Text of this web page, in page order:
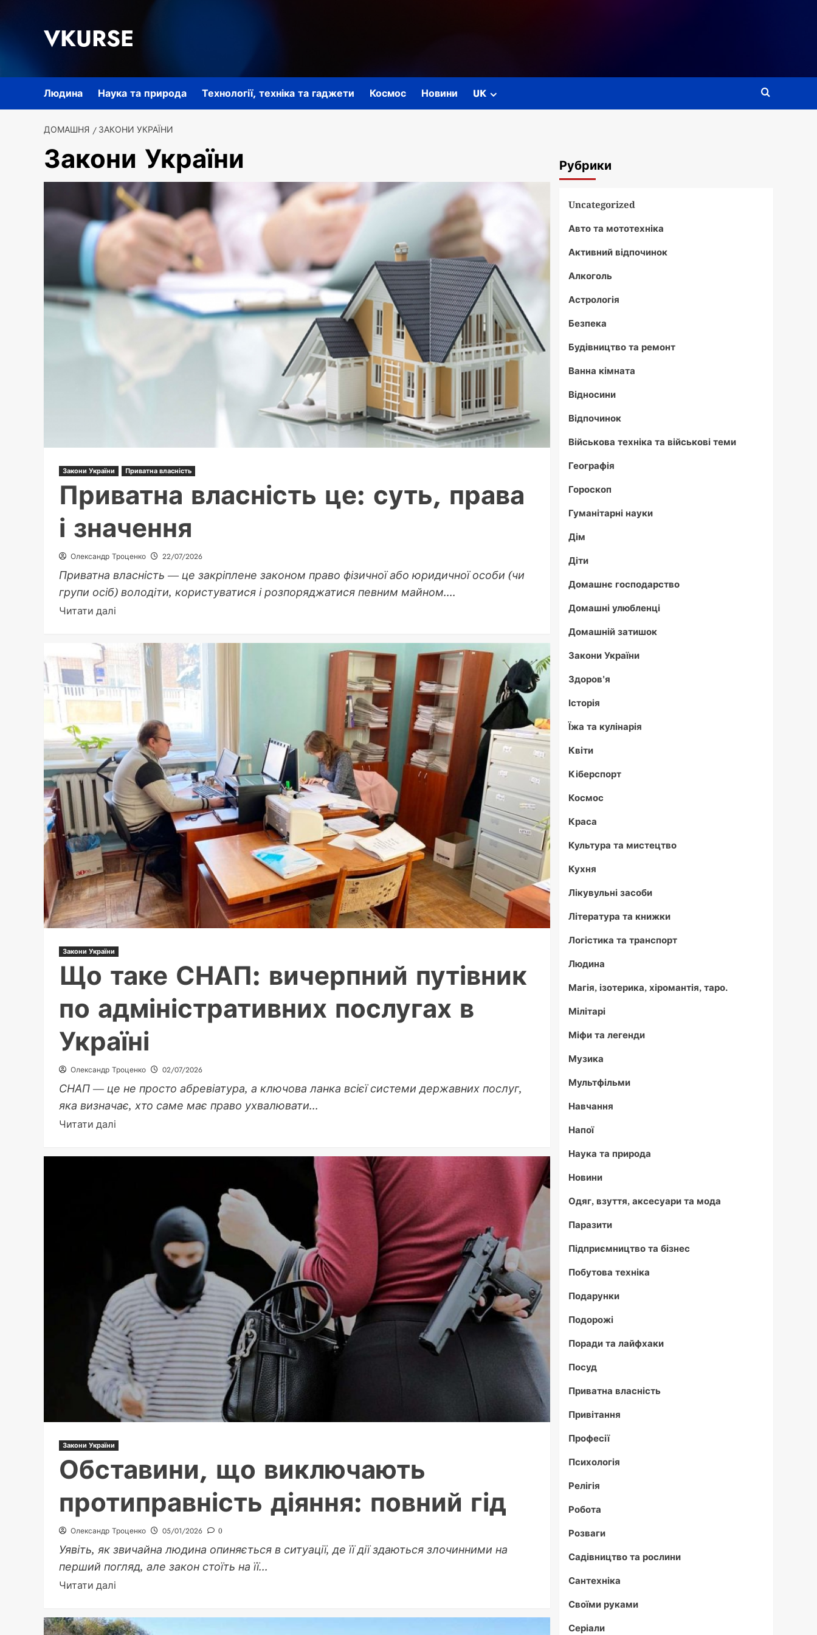
VKURSE
Людина Наука та природа Технології, техніка та гаджети Космос Новини UK
ДОМАШНЯ ЗАКОНИ УКРАЇНИ
Закони України
Закони України Приватна власність
Приватна власність це: суть, права
і значення
Олександр Троценко 22/07/2026
Приватна власність — це закріплене законом право фізичної або юридичної особи (чи
групи осіб) володіти, користуватися і розпоряджатися певним майном....
Читати далі
Приватна
власність
суть,
права
значення
Закони України
Що таке СНАП: вичерпний путівник
по адміністративних послугах в
Україні
Олександр Троценко 02/07/2026
СНАП — це не просто абревіатура, а ключова ланка всієї системи державних послуг,
яка визначає, хто саме має право ухвалювати...
Читати далі
Що
адміністративних
Україні
Закони України
Обставини, що виключають
протиправність діяння: повний гід
Олександр Троценко 05/01/2026 0
Уявіть, як звичайна людина опиняється в ситуації, де її дії здаються злочинними на
перший погляд, але закон стоїть на її...
Читати далі
Обставини,
що
Рубрики
Uncategorized
Авто та мототехніка
Активний відпочинок
Алкоголь
Астрологія
Безпека
Будівництво та ремонт
Ванна кімната
Відносини
Відпочинок
Військова техніка та військові теми
Географія
Гороскоп
Гуманітарні науки
Дім
Діти
Домашнє господарство
Домашні улюбленці
Домашній затишок
Закони України
Здоров'я
Історія
Їжа та кулінарія
Квіти
Кіберспорт
Космос
Краса
Культура та мистецтво
Кухня
Лікувульні засоби
Література та книжки
Логістика та транспорт
Людина
Магія, ізотерика, хіромантія, таро.
Мілітарі
Міфи та легенди
Музика
Мультфільми
Навчання
Напої
Наука та природа
Новини
Одяг, взуття, аксесуари та мода
Паразити
Підприємництво та бізнес
Побутова техніка
Подарунки
Подорожі
Поради та лайфхаки
Посуд
Приватна власність
Привітання
Професії
Психологія
Релігія
Робота
Розваги
Садівництво та рослини
Сантехніка
Своїми руками
Серіали